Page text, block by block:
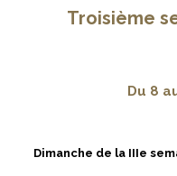
Troisième
Du 8
Dimanche de la IIIe